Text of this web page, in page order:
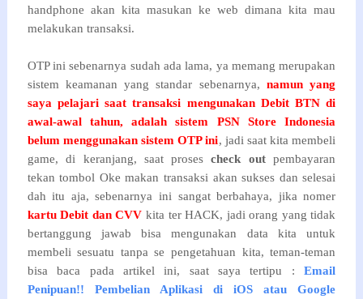
handphone akan kita masukan ke web dimana kita mau
melakukan transaksi.
OTP ini sebenarnya sudah ada lama, ya memang merupakan
sistem keamanan yang standar sebenarnya, namun yang
saya pelajari saat transaksi mengunakan Debit BTN di
awal-awal tahun, adalah sistem PSN Store Indonesia
belum menggunakan sistem OTP ini, jadi saat kita membeli
game, di keranjang, saat prosescheck outpembayaran
tekan tombol Oke makan transaksi akan sukses dan selesai
dah itu aja, sebenarnya ini sangat berbahaya, jika nomer
kartu Debit dan CVV kita ter HACK, jadi orang yang tidak
bertanggung jawab bisa mengunakan data kita untuk
membeli sesuatu tanpa se pengetahuan kita, teman-teman
bisa baca pada artikel ini, saat saya tertipu :Email
Penipuan!! Pembelian Aplikasi di iOS atau Google